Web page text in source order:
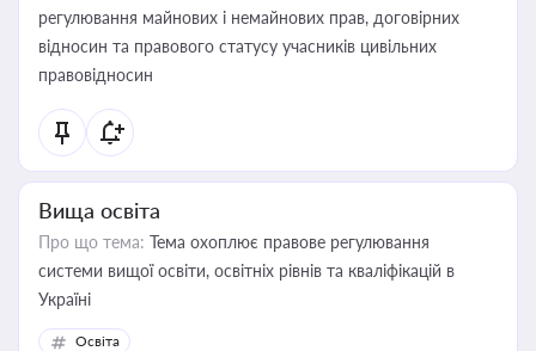
регулювання майнових і немайнових прав, договірних
відносин та правового статусу учасників цивільних
правовідносин
Вища освіта
Про що тема: Тема охоплює правове регулювання
системи вищої освіти, освітніх рівнів та кваліфікацій в
Україні
Освіта